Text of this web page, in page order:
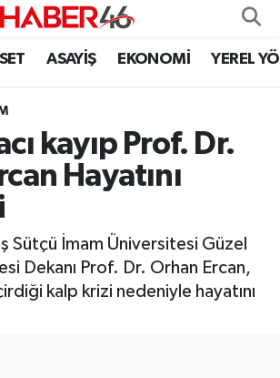
ASAYİŞ EKONOMİ YEREL
kayıp Prof. Dr.
Hayatını
Sütçü İmam Üniversitesi Güzel
Dekanı Prof. Dr. Orhan Ercan,
kalp krizi nedeniyle hayatını
Namaz Vakitleri
Durumu ve Fikstür